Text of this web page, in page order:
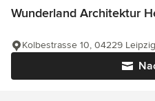
Wunderland Architektur
Kolbestrasse 10, 04229 Leipzig